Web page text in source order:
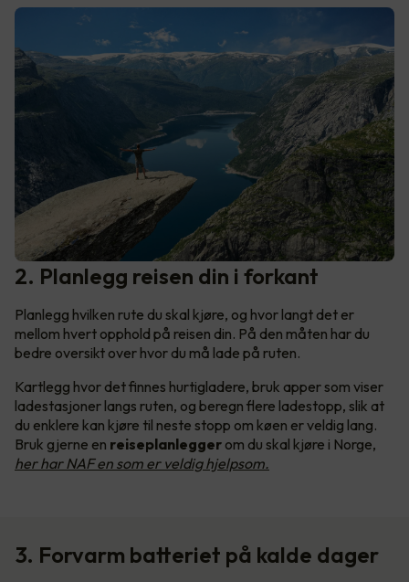
2. Planlegg reisen din i forkant
Planlegg hvilken rute du skal kjøre, og hvor langt det er
mellom hvert opphold på reisen din. På den måten har du
bedre oversikt over hvor du må lade på ruten.
Kartlegg hvor det finnes hurtigladere, bruk apper som viser
ladestasjoner langs ruten, og beregn flere ladestopp, slik at
du enklere kan kjøre til neste stopp om køen er veldig lang.
Bruk gjerne en reiseplanlegger om du skal kjøre i Norge,
her har NAF en som er veldig hjelpsom.
3. Forvarm batteriet på kalde dager